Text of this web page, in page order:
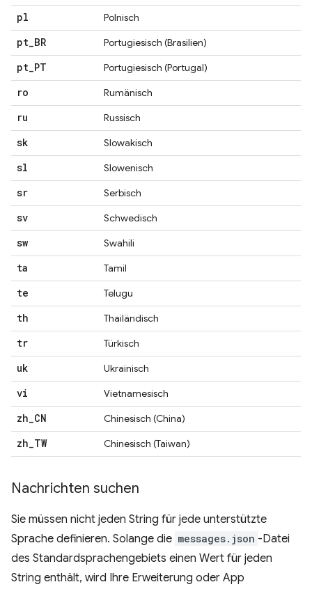
pl Polnisch
pt BR Portugiesisch (Brasilien)
pt PT Portugiesisch (Portugal)
ro Rumänisch
ru Russisch
sk Slowakisch
sl Slowenisch
sr Serbisch
sv Schwedisch
sw Swahili
ta Tamil
te Telugu
th Thailändisch
tr Türkisch
uk Ukrainisch
vi Vietnamesisch
zh CN Chinesisch (China)
zh TW Chinesisch (Taiwan)
Nachrichten suchen
Sie müssen nicht jeden String für jede unterstützte
Sprache definieren. Solange die messages.json -Datei
des Standardsprachengebiets einen Wert für jeden
String enthält, wird Ihre Erweiterung oder App